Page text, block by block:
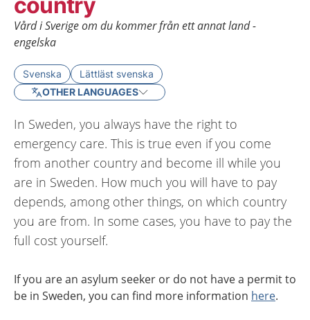
Vård i Sverige om du kommer från ett annat land -
engelska
Svenska
Lättläst svenska
OTHER LANGUAGES
In Sweden, you always have the right to
emergency care. This is true even if you come
from another country and become ill while you
are in Sweden. How much you will have to pay
depends, among other things, on which country
you are from. In some cases, you have to pay the
full cost yourself.
If you are an asylum seeker or do not have a permit to
be in Sweden, you can find more information here.